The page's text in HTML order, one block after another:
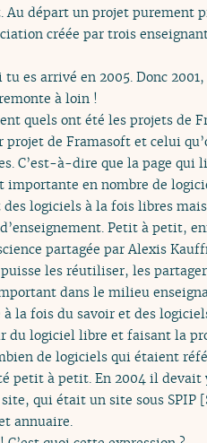
Au départ un projet purement
créée par trois
tu es arrivé en 2005. Donc
à loin !
quels ont été les projets de
projet de Framasoft et celui
C’est-à-dire que la page
en nombre de
logiciels à la fois libres
Petit à petit,
partagée par Alexis
les réutiliser, les
dans le milieu
la fois du savoir et des
du logiciel libre et faisant la
de logiciels qui étaient
petit à petit. En 2004 il
qui était un site sous
annuaire.